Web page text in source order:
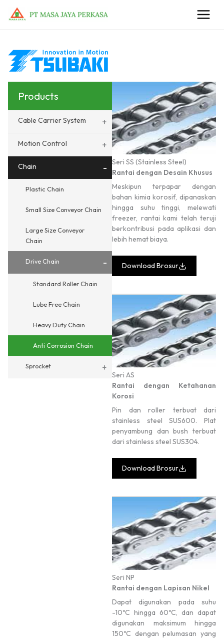
Products
Cable Carrier System +
Motion Control +
Chain -
Plastic Chain
Small Size Conveyor Chain
Large Size Conveyor
Chain
Drive Chain -
Standard Roller Chain
Lube Free Chain
Heavy Duty Chain
Anti Corrosion Chain
Sprocket +
Seri SS (Stainless Steel)
Rantai dengan Desain Khusus
Meskipun terpapar dengan
bahan kimia korosif, dipanaskan
hingga suhu tinggi, melewati
freezer, rantai kami telah teruji
berkontribusi pada aplikasi dan
lebih hemat biaya.
Download Brosur
Seri AS
Rantai dengan Ketahanan
Korosi
Pin dan roller terbuat dari
stainless steel SUS600. Plat
penyambung dan bush terbuat
dari stainless steel SUS304.
Download Brosur
Seri NP
Rantai dengan Lapisan Nikel
Dapat digunakan pada suhu
-10ºC hingga 60ºC, dan dapat
digunakan maksimum hingga
150ºC dengan pelumasan yang